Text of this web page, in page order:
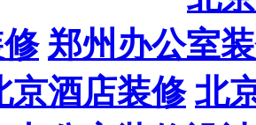
郑州办公室
京酒店装修 北